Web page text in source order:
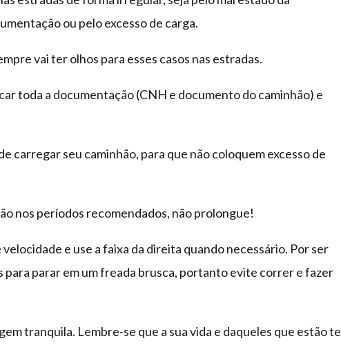
ou pelo excesso de carga.
vai ter olhos para esses casos nas estradas.
toda a documentação (CNH e documento do caminhão) e
carregar seu caminhão, para que não coloquem excesso de
nos períodos recomendados, não prolongue!
e use a faixa da direita quando necessário. Por ser
para parar em um freada brusca, portanto evite correr e fazer
tranquila. Lembre-se que a sua vida e daqueles que estão te